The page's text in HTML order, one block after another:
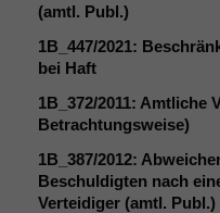
(amtl. Publ.)
1B_447/2021:
bei Haft
1B_372/2011: Amtliche
Betrachtungsweise)
1B_387/2012:
Beschuldigten nach
Verteidiger (amtl. Publ.)